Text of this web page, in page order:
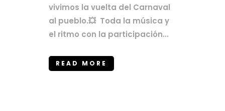
vivimos la vuelta del Carnaval
al pueblo.💥 Toda la música y
el ritmo con la participación...
READ MORE